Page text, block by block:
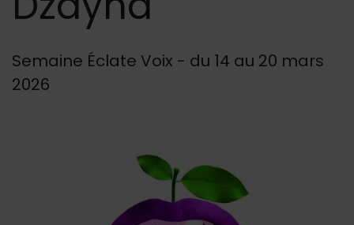
Semaine Éclate Voix - du 14 au 20 mars
2026